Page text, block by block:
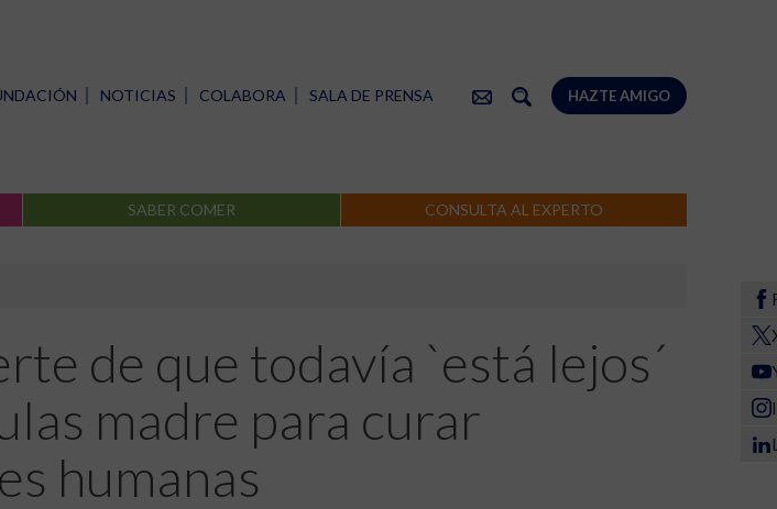
HAZTE AMIGO
NOTICIAS COLABORA SALA DE PRENSA
SABER COMER CONSULTA AL EXPERTO
de que todavía `está lejos´
madre para curar
humanas